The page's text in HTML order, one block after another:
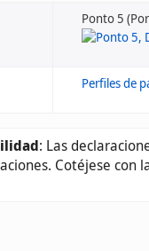
Ponto 5
Perfiles de
: Las
Cotéjese con